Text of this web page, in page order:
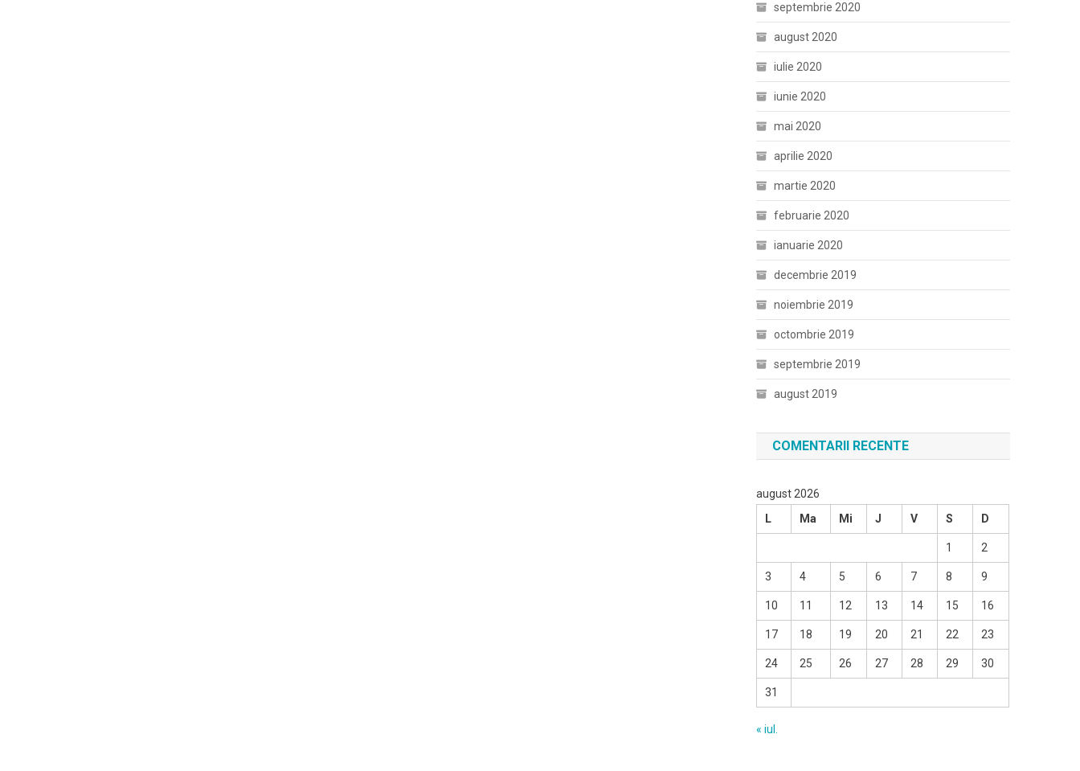
septembrie 2020
august 2020
iulie 2020
iunie 2020
mai 2020
aprilie 2020
martie 2020
februarie 2020
ianuarie 2020
decembrie 2019
noiembrie 2019
octombrie 2019
septembrie 2019
august 2019
COMENTARII RECENTE
august 2026
L
Ma Mi J V S D
1 2
3 4 5 6 7 8 9
10 11 12 13 14 15 16
17 18 19 20 21 22 23
24 25 26 27 28 29 30
31
« iul.